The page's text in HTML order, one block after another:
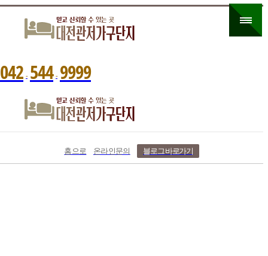
042 - 544 - 9999
홈으로 온라인문의 블로그 바로가기